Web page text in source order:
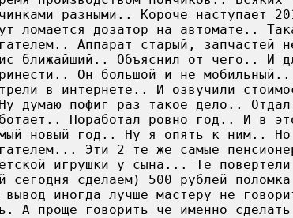
разными.. Короче наступает
ломается дозатор на автомате..
Аппарат старый, запчастей
ближайший.. Объяснил от чего.. И
Он большой и не
в интернете.. И озвучили
думаю пофиг раз такое дело..
Поработал ровно год.. И в
новый год.. Ну я опять к ним.. Но
Эти 2 те же самые
игрушки у сына... Те
сегодня сделаем) 500 рублей
иногда лучше мастеру не
А проще говорить че именно